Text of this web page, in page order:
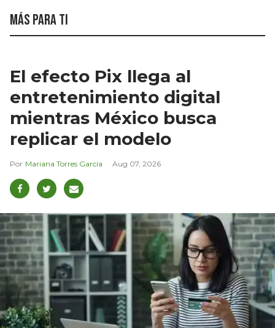
Más para ti
El efecto Pix llega al
entretenimiento digital
mientras México busca
replicar el modelo
Mariana Torres García Aug 07, 2026